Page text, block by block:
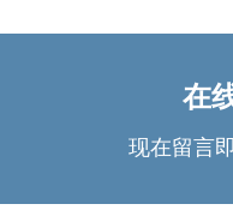
在
现在留言